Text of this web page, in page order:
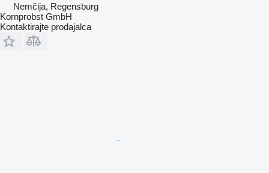
Nemčija, Regensburg
Kornprobst GmbH
Kontaktirajte prodajalca